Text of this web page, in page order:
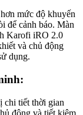
mức độ khuyến
để cảnh báo. Màn
Karofi iRO 2.0
và chủ động
dụng.
:
chi tiết thời gian
động và tiết kiệm